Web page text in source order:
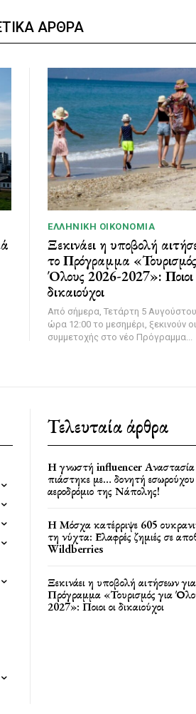
ΑΡΘΡΑ
ΕΛΛΗΝΙΚΉ ΟΙΚΟΝΟΜΊΑ
Ξεκινάει η υποβολή
το Πρόγραμμα
Όλους 2026-2027»: Ποιοι
δικαιούχοι
Από σήμερα, Τετάρτη 5 Αυγούστου
ώρα 12:00 το μεσημέρι, ξεκινούν
συμμετοχής στο νέο Πρόγραμμα...
Τελευταία άρθρα
Η γνωστή influencer Αναστασία
πιάστηκε με… δονητή
αεροδρόμιο της Νάπολης!
Η Μόσχα κατέρριψε 605
τη νύχτα: Ελαφρές ζημιές σε
Wildberries
Ξεκινάει η υποβολή αιτήσεων
Πρόγραμμα «Τουρισμός για
2027»: Ποιοι οι δικαιούχοι